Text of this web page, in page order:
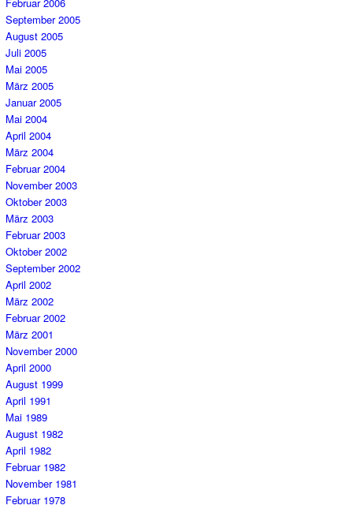
Februar 2006
September 2005
August 2005
Juli 2005
Mai 2005
März 2005
Januar 2005
Mai 2004
April 2004
März 2004
Februar 2004
November 2003
Oktober 2003
März 2003
Februar 2003
Oktober 2002
September 2002
April 2002
März 2002
Februar 2002
März 2001
November 2000
April 2000
August 1999
April 1991
Mai 1989
August 1982
April 1982
Februar 1982
November 1981
Februar 1978